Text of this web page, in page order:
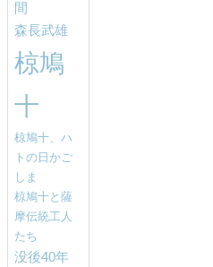
間
森長武雄
椋鳩
十
椋鳩十、ハ
トの日かご
しま
椋鳩十と薩
摩伝統工人
たち
没後40年